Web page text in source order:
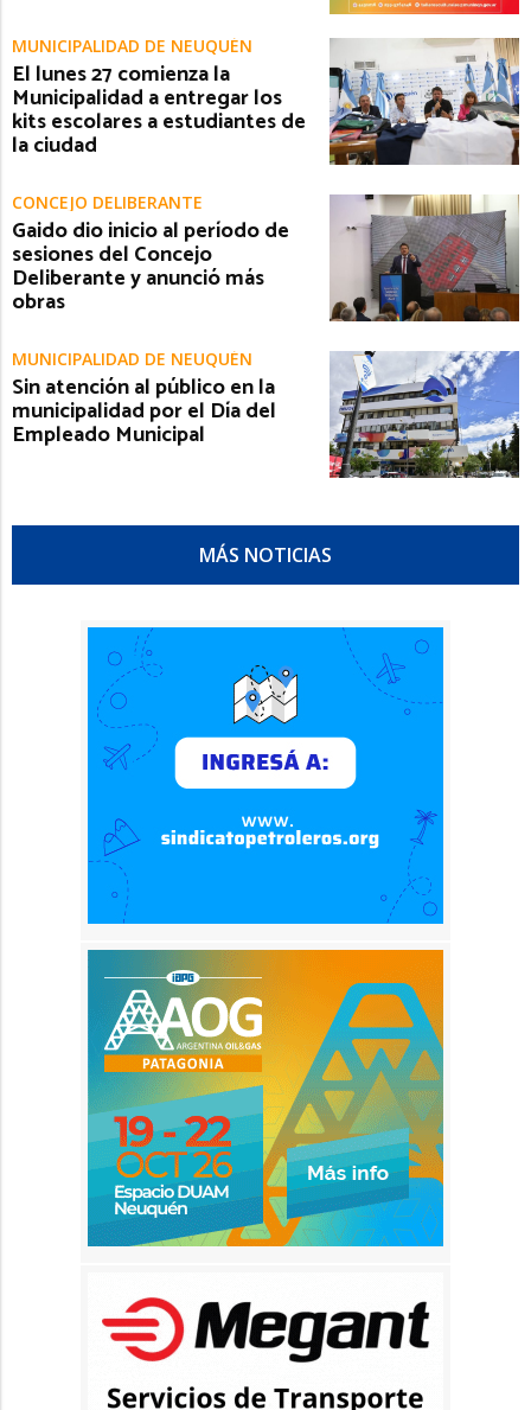
MUNICIPALIDAD DE NEUQUÉN
El lunes 27 comienza la
Municipalidad a entregar los
kits escolares a estudiantes de
la ciudad
CONCEJO DELIBERANTE
Gaido dio inicio al período de
sesiones del Concejo
Deliberante y anunció más
obras
MUNICIPALIDAD DE NEUQUÉN
Sin atención al público en la
municipalidad por el Día del
Empleado Municipal
MÁS NOTICIAS